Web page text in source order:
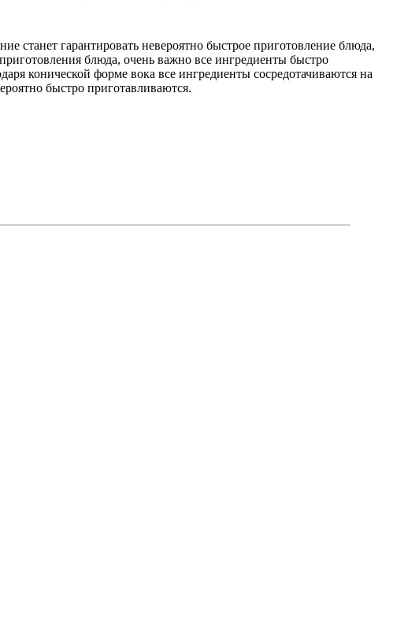
станет гарантировать невероятно быстрое приготовление блюда,
блюда, очень важно все ингредиенты быстро
конической форме вока все ингредиенты сосредотачиваются на
быстро приготавливаются.